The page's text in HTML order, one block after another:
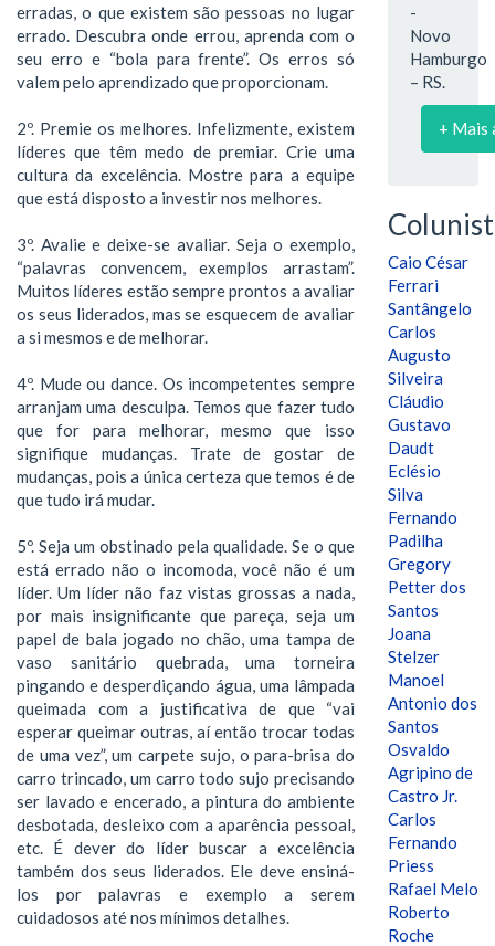
erradas, o que existem são pessoas no lugar
errado. Descubra onde errou, aprenda com o
seu erro e “bola para frente”. Os erros só
valem pelo aprendizado que proporcionam.
2º. Premie os melhores. Infelizmente, existem
líderes que têm medo de premiar. Crie uma
cultura da excelência. Mostre para a equipe
que está disposto a investir nos melhores.
3º. Avalie e deixe-se avaliar. Seja o exemplo,
“palavras convencem, exemplos arrastam”.
Muitos líderes estão sempre prontos a avaliar
os seus liderados, mas se esquecem de avaliar
a si mesmos e de melhorar.
4º. Mude ou dance. Os incompetentes sempre
arranjam uma desculpa. Temos que fazer tudo
que for para melhorar, mesmo que isso
signifique mudanças. Trate de gostar de
mudanças, pois a única certeza que temos é de
que tudo irá mudar.
5º. Seja um obstinado pela qualidade. Se o que
está errado não o incomoda, você não é um
líder. Um líder não faz vistas grossas a nada,
por mais insignificante que pareça, seja um
papel de bala jogado no chão, uma tampa de
vaso sanitário quebrada, uma torneira
pingando e desperdiçando água, uma lâmpada
queimada com a justificativa de que “vai
esperar queimar outras, aí então trocar todas
de uma vez”, um carpete sujo, o para-brisa do
carro trincado, um carro todo sujo precisando
ser lavado e encerado, a pintura do ambiente
desbotada, desleixo com a aparência pessoal,
etc. É dever do líder buscar a excelência
também dos seus liderados. Ele deve ensiná-
los por palavras e exemplo a serem
cuidadosos até nos mínimos detalhes.
-
Novo
Hamburgo
– RS.
+ Mais
Caio César
Ferrari
Santângelo
Carlos
Augusto
Silveira
Cláudio
Gustavo
Daudt
Eclésio
Silva
Fernando
Padilha
Gregory
Petter dos
Santos
Joana
Stelzer
Manoel
Antonio dos
Santos
Osvaldo
Agripino de
Castro Jr.
Carlos
Fernando
Priess
Rafael Melo
Roberto
Roche